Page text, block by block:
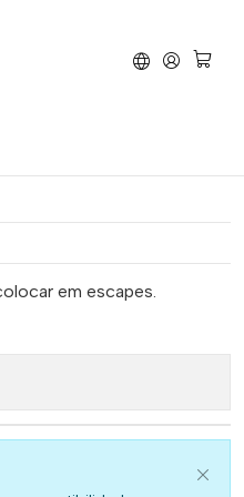
em escapes.